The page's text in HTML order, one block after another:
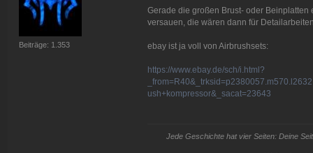
Beiträge: 1.353
Gerade die großen Brust- oder
versauen, die wären dann für
ebay ist ja voll von Airbrushsets:
https://www.ebay.de/sch/i.html?
ush+kompressor&_sacat=23643
Jede Geschichte hat vier Seiten: Deine